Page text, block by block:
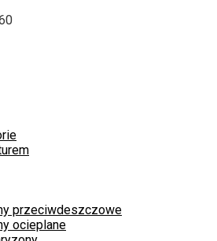
przeciwdeszczowe
ocieplane